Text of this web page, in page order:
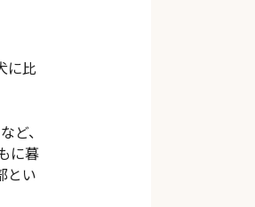
に比
ど、
に暮
とい